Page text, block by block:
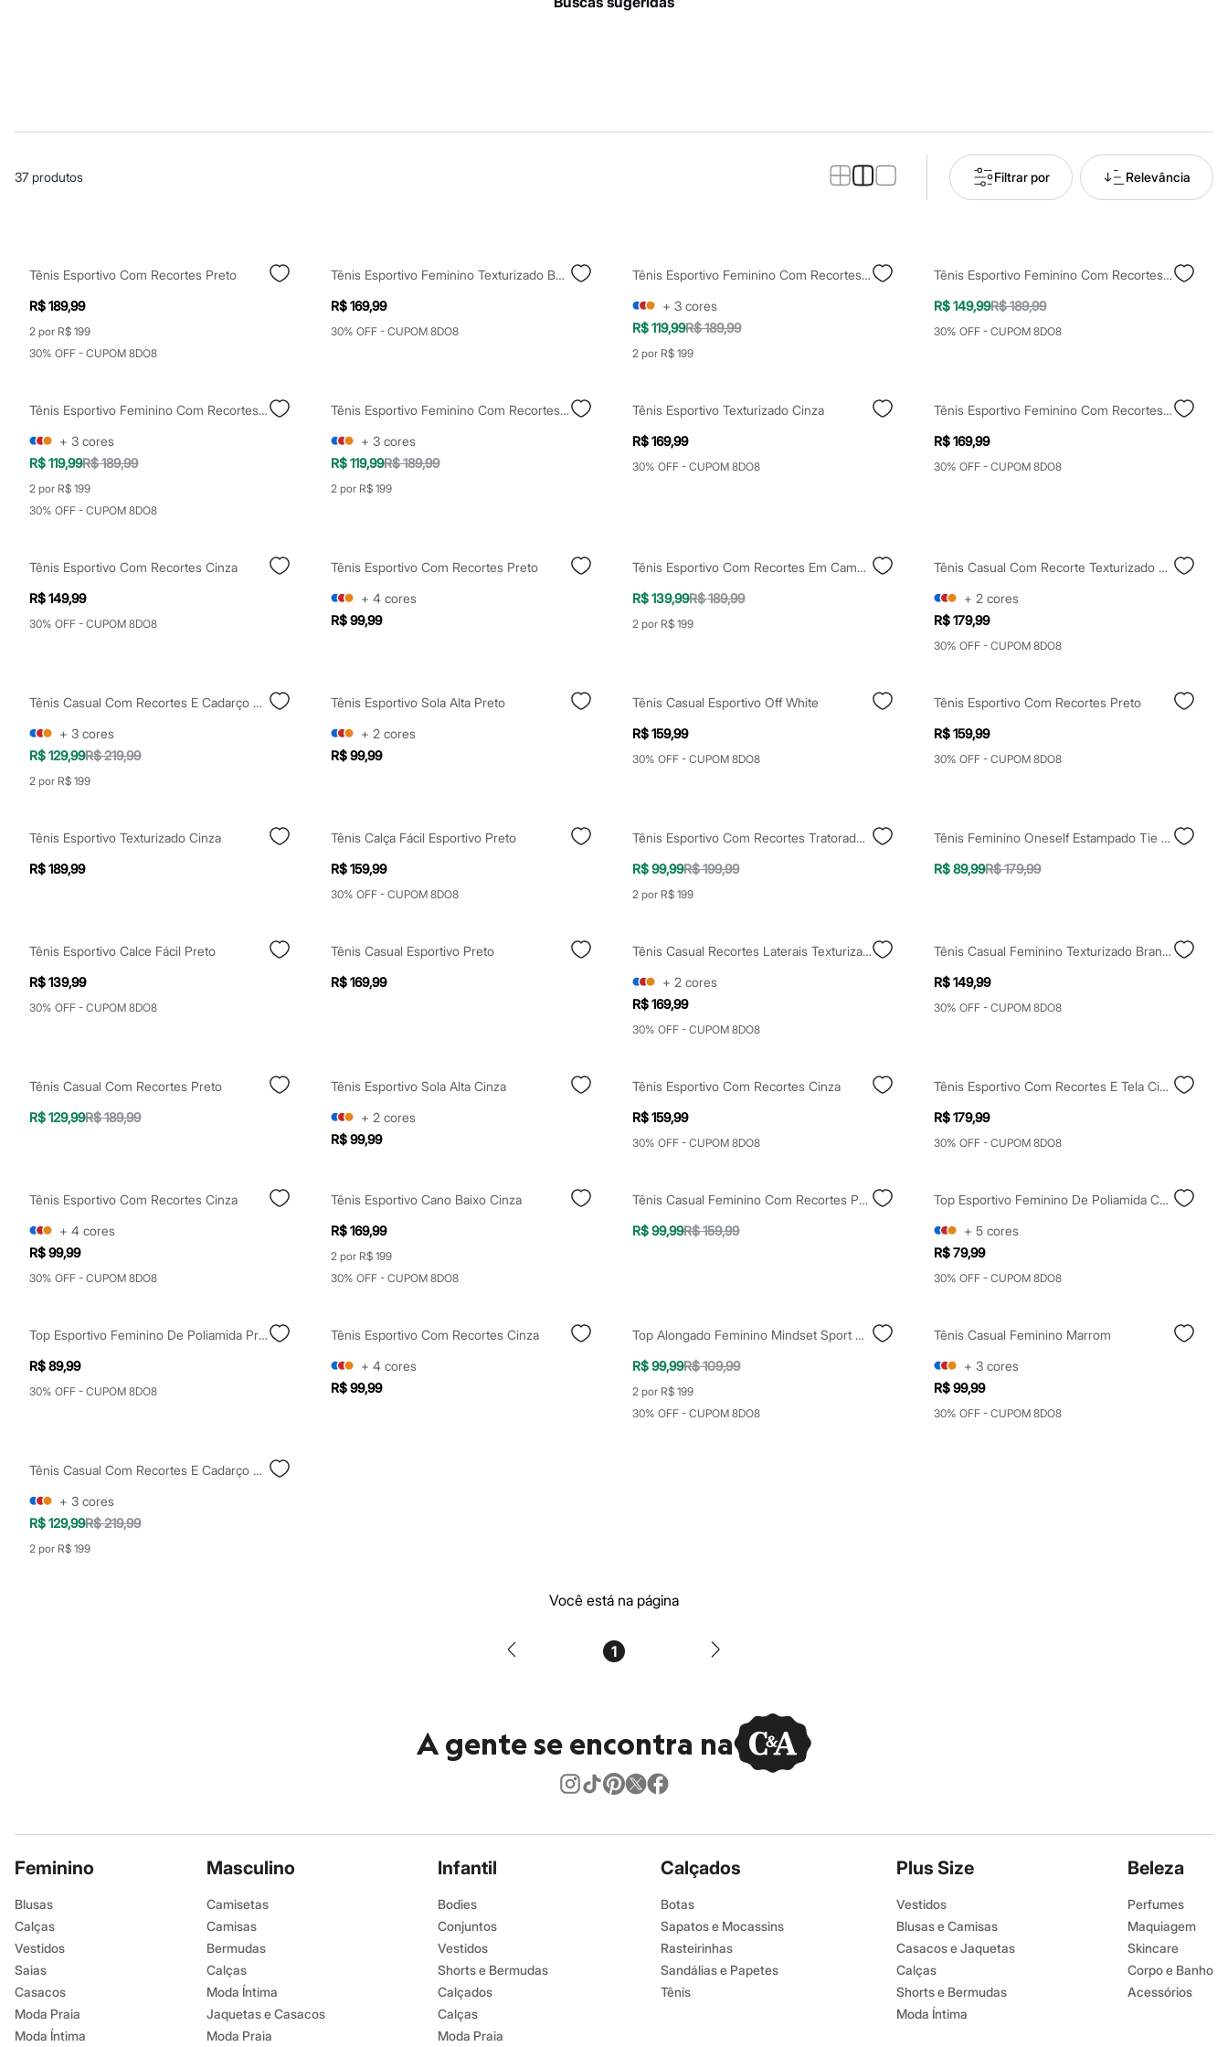
Bonés e Chapéus
Cintos
Óculos
Rasteirinhas
Sandálias
Sapatilhas
Tênis
Marcas
City
Yessica
Moda esportiva
Acessórios
Blusas
Calçados
Leggings
Shorts e Bermudas
Calcinhas
Cintas e Modeladores
Meias
Sutiãs e Tops
Saídas de praia
Personagens
Plus size
Blusas e Camisetas
Calças
Casacos e Jaquetas
Vestidos
Masculino
Em alta
Roupas
Bermudas
Camisas
Calças
Camisetas e Regatas
Bolsas e Mochilas
Chapéus e Bonés
Cintos
Botas
Chinelos
Sapatos
Sandálias e Papetes
Tênis
Moda esportiva
Camisetas
Calçados
Regatas
Moda praia
Plus size
Blusas e Camisetas
Calças
Camisas
Roupas menino
1 a 5 anos
4 a 12 anos
Chinelos
Pantufas
37 produtos Filtrar por Relevância
Tênis Esportivo Com Recortes Preto
R$ 189,99
2 por R$ 199
30% OFF - CUPOM 8DO8
Tênis Esportivo Feminino Texturizado Bege
R$ 169,99
30% OFF - CUPOM 8DO8
Tênis Esportivo Feminino Com Recortes Off White
+ 3 cores
R$ 119,99R$ 189,99
2 por R$ 199
Tênis Esportivo Feminino Com Recortes Bege
R$ 149,99R$ 189,99
30% OFF - CUPOM 8DO8
Tênis Esportivo Feminino Com Recortes Preto
+ 3 cores
R$ 119,99R$ 189,99
2 por R$ 199
30% OFF - CUPOM 8DO8
Tênis Esportivo Feminino Com Recortes Prateado
+ 3 cores
R$ 119,99R$ 189,99
2 por R$ 199
Tênis Esportivo Texturizado Cinza
R$ 169,99
30% OFF - CUPOM 8DO8
Tênis Esportivo Feminino Com Recortes Branco
R$ 169,99
30% OFF - CUPOM 8DO8
Tênis Esportivo Com Recortes Cinza
R$ 149,99
30% OFF - CUPOM 8DO8
Tênis Esportivo Com Recortes Preto
+ 4 cores
R$ 99,99
Tênis Esportivo Com Recortes Em Camurça Off White
R$ 139,99R$ 189,99
2 por R$ 199
Tênis Casual Com Recorte Texturizado Preto
+ 2 cores
R$ 179,99
30% OFF - CUPOM 8DO8
Tênis Casual Com Recortes E Cadarço Duplo Preto
+ 3 cores
R$ 129,99R$ 219,99
2 por R$ 199
Tênis Esportivo Sola Alta Preto
+ 2 cores
R$ 99,99
Tênis Casual Esportivo Off White
R$ 159,99
30% OFF - CUPOM 8DO8
Tênis Esportivo Com Recortes Preto
R$ 159,99
30% OFF - CUPOM 8DO8
Tênis Esportivo Texturizado Cinza
R$ 189,99
Tênis Calça Fácil Esportivo Preto
R$ 159,99
30% OFF - CUPOM 8DO8
Tênis Esportivo Com Recortes Tratorado Cinza
R$ 99,99R$ 199,99
2 por R$ 199
Tênis Feminino Oneself Estampado Tie Dye Multicor
R$ 89,99R$ 179,99
Tênis Esportivo Calce Fácil Preto
R$ 139,99
30% OFF - CUPOM 8DO8
Tênis Casual Esportivo Preto
R$ 169,99
Tênis Casual Recortes Laterais Texturizado Preto
+ 2 cores
R$ 169,99
30% OFF - CUPOM 8DO8
Tênis Casual Feminino Texturizado Branco
R$ 149,99
30% OFF - CUPOM 8DO8
Tênis Casual Com Recortes Preto
R$ 129,99R$ 189,99
Tênis Esportivo Sola Alta Cinza
+ 2 cores
R$ 99,99
Tênis Esportivo Com Recortes Cinza
R$ 159,99
30% OFF - CUPOM 8DO8
Tênis Esportivo Com Recortes E Tela Cinza
R$ 179,99
30% OFF - CUPOM 8DO8
Tênis Esportivo Com Recortes Cinza
+ 4 cores
R$ 99,99
30% OFF - CUPOM 8DO8
Tênis Esportivo Cano Baixo Cinza
R$ 169,99
2 por R$ 199
30% OFF - CUPOM 8DO8
Tênis Casual Feminino Com Recortes Preto
R$ 99,99R$ 159,99
Top Esportivo Feminino De Poliamida Com Viés Preto
+ 5 cores
R$ 79,99
30% OFF - CUPOM 8DO8
Top Esportivo Feminino De Poliamida Preto
R$ 89,99
30% OFF - CUPOM 8DO8
Tênis Esportivo Com Recortes Cinza
+ 4 cores
R$ 99,99
Top Alongado Feminino Mindset Sport Preto
R$ 99,99R$ 109,99
2 por R$ 199
30% OFF - CUPOM 8DO8
Tênis Casual Feminino Marrom
+ 3 cores
R$ 99,99
30% OFF - CUPOM 8DO8
Tênis Casual Com Recortes E Cadarço Duplo Prateado
+ 3 cores
R$ 129,99R$ 219,99
2 por R$ 199
Você está na página
1
A gente se encontra na
Feminino
Blusas
Calças
Vestidos
Saias
Casacos
Moda Praia
Moda Íntima
Masculino
Camisetas
Camisas
Bermudas
Calças
Moda Íntima
Jaquetas e Casacos
Moda Praia
Infantil
Bodies
Conjuntos
Vestidos
Shorts e Bermudas
Calçados
Calças
Moda Praia
Calçados
Botas
Sapatos e Mocassins
Rasteirinhas
Sandálias e Papetes
Tênis
Plus Size
Vestidos
Blusas e Camisas
Casacos e Jaquetas
Calças
Shorts e Bermudas
Moda Íntima
Beleza
Perfumes
Maquiagem
Skincare
Corpo e Banho
Acessórios